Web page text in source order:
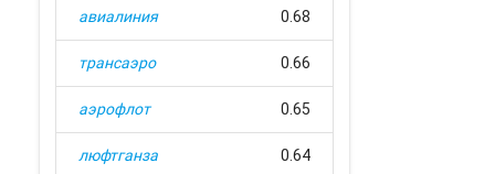
авиалиния 0.68
трансаэро 0.66
аэрофлот 0.65
люфтганза 0.64